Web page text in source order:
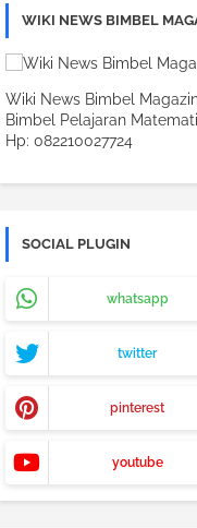
WIKI NEWS BIMBEL
Wiki News Bimbel
Bimbel Pelajaran
Hp: 082210027724
SOCIAL PLUGIN
whatsapp
twitter
pinterest
youtube